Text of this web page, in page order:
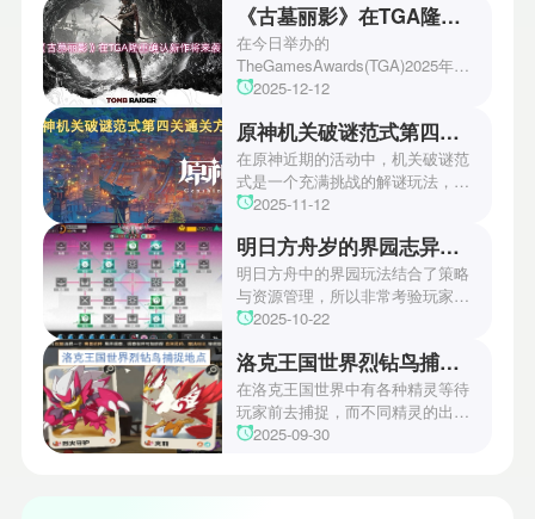
《古墓丽影》在TGA隆重确认新作将来袭！
在今日举办的
TheGamesAwards(TGA)2025年度
游戏颁奖典礼中，古墓丽影系列公
场资讯让众多玩家们都非常期待！
本次官方也宣布游戏将于2027年登
陆PS5、Xbox以及PC平台！有兴
趣的玩家们可以继续留守鲶鱼网！
2025-12-12
原神机关破谜范式第四关通关方法
在原神近期的活动中，机关破谜范
式是一个充满挑战的解谜玩法，其
中第四关是许多玩家遇到困难的地
机关破谜范式第四关通关方法，助
玩家们能够顺利通关！有兴趣的玩
家们快来一起看看吧！
2025-11-12
明日方舟岁的界园志异攻略
明日方舟中的界园玩法结合了策略
与资源管理，所以非常考验玩家的
操作和规划能力。游戏里拥有先
丰富多样的角色体系足以满足不同
战术需求。电表倒转是界园中的核
心挑战之一，玩家需合理利用通宝
和特殊钱币进行资源转换。明日方
2025-10-22
洛克王国世界烈钻鸟捕捉地点
在洛克王国世界中有各种精灵等待
玩家前去捕捉，而不同精灵的出现
地点和捕捉方式也各不相同。有少
2025-09-30